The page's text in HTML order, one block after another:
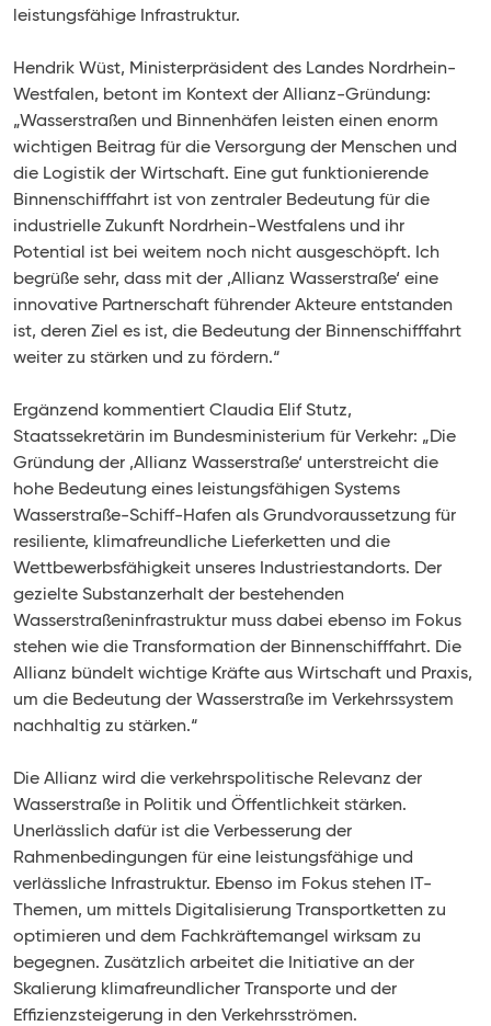
leistungsfähige Infrastruktur.
Hendrik Wüst, Ministerpräsident des Landes Nordrhein-
Westfalen, betont im Kontext der Allianz-Gründung:
„Wasserstraßen und Binnenhäfen leisten einen enorm
wichtigen Beitrag für die Versorgung der Menschen und
die Logistik der Wirtschaft. Eine gut funktionierende
Binnenschifffahrt ist von zentraler Bedeutung für die
industrielle Zukunft Nordrhein-Westfalens und ihr
Potential ist bei weitem noch nicht ausgeschöpft. Ich
begrüße sehr, dass mit der ‚Allianz Wasserstraße‘ eine
innovative Partnerschaft führender Akteure entstanden
ist, deren Ziel es ist, die Bedeutung der Binnenschifffahrt
weiter zu stärken und zu fördern.“
Ergänzend kommentiert Claudia Elif Stutz,
Staatssekretärin im Bundesministerium für Verkehr: „Die
Gründung der ‚Allianz Wasserstraße‘ unterstreicht die
hohe Bedeutung eines leistungsfähigen Systems
Wasserstraße-Schiff-Hafen als Grundvoraussetzung für
resiliente, klimafreundliche Lieferketten und die
Wettbewerbsfähigkeit unseres Industriestandorts. Der
gezielte Substanzerhalt der bestehenden
Wasserstraßeninfrastruktur muss dabei ebenso im Fokus
stehen wie die Transformation der Binnenschifffahrt. Die
Allianz bündelt wichtige Kräfte aus Wirtschaft und Praxis,
um die Bedeutung der Wasserstraße im Verkehrssystem
nachhaltig zu stärken.“
Die Allianz wird die verkehrspolitische Relevanz der
Wasserstraße in Politik und Öffentlichkeit stärken.
Unerlässlich dafür ist die Verbesserung der
Rahmenbedingungen für eine leistungsfähige und
verlässliche Infrastruktur. Ebenso im Fokus stehen IT-
Themen, um mittels Digitalisierung Transportketten zu
optimieren und dem Fachkräftemangel wirksam zu
begegnen. Zusätzlich arbeitet die Initiative an der
Skalierung klimafreundlicher Transporte und der
Effizienzsteigerung in den Verkehrsströmen.